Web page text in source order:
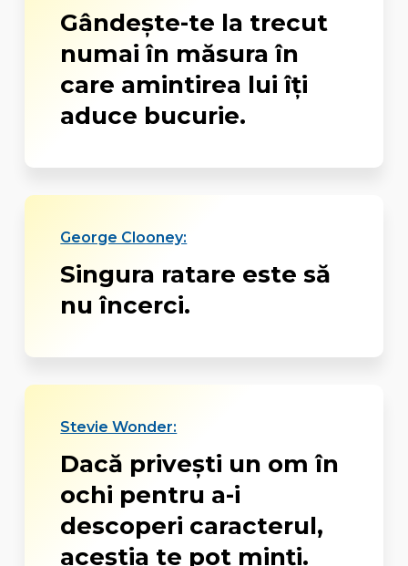
Gândeşte-te la trecut
numai în măsura în
care amintirea lui îţi
aduce bucurie.
George Clooney:
Singura ratare este să
nu încerci.
Stevie Wonder:
Dacă priveşti un om în
ochi pentru a-i
descoperi caracterul,
aceştia te pot minţi.